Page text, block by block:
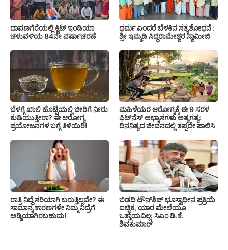
ದಾವಣಗೆರೆಯಲ್ಲಿ ಕ್ವಿಟ್ ಇಂಡಿಯಾ
ಚಳುವಳಿಯ 84ನೇ ವರ್ಷಾಚರಣೆ
ಧರ್ಮ ಎಂದರೆ ಬೆಳಕಿನ ಸತ್ಯಶೋಧನೆ :
ಶ್ರೀ ಇಮ್ಮಡಿ ಸಿದ್ಧರಾಮೇಶ್ವರ ಸ್ವಾಮೀಜಿ
ಬೆಳಗ್ಗೆ ಖಾಲಿ ಹೊಟ್ಟೆಯಲ್ಲಿ ಜೀರಿಗೆ ನೀರು
ಕುಡಿಯುತ್ತೀರಾ? ಈ ಆರೋಗ್ಯ
ಪ್ರಯೋಜನಗಳ ಬಗ್ಗೆ ತಿಳಿಯಿರಿ!
ಮಹಿಳೆಯರ ಆರೋಗ್ಯಕ್ಕೆ ಈ 9 ಸರಳ
ಫಿಟ್‌ನೆಸ್‌ ಅಭ್ಯಾಸಗಳು ಅತ್ಯಗತ್ಯ:
ದಿನನಿತ್ಯದ ಜೀವನದಲ್ಲಿ ತಪ್ಪದೇ ಪಾಲಿಸಿ
ರಾತ್ರಿ ನಿದ್ದೆ ಸರಿಯಾಗಿ ಬರುತ್ತಿಲ್ಲವೇ? ಈ
ಸಾಮಾನ್ಯ ಕಾರಣಗಳೇ ನಿಮ್ಮ ನಿದ್ರೆಗೆ
ಅಡ್ಡಿಯಾಗಿರಬಹುದು!
ಬಿಡದಿ ಟೌನ್‌ಶಿಪ್‌ ಭೂಸ್ವಾಧೀನ ಪ್ರಕ್ರಿಯೆ
ಐಚ್ಛಿಕ, ಯಾರ ಮೇಲೆಯೂ
ಒತ್ತಾಯವಿಲ್ಲ: ಸಿಎಂ ಡಿ.ಕೆ.
ಶಿವಕುಮಾರ್